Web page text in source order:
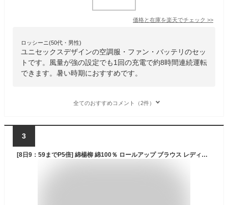
価格と在庫を楽天でチェック >>
ロッシーニ(50代・男性)
ユニセックスデザインの空調服・ファン・バッテリのセッ
トです。風量が強の設定でも1回の充電で約8時間連続運転
できます。暑い時期におすすめです。
全てのおすすめコメント（2件）
3
[8日9：59までP5倍] 綿楊柳 綿100％ ロールアップ ブラウス レディース ブラウス 長袖 薄手 作業ブラウス カジュアル アウトドア 作業用ブラウス シャツ 農作業着 農作業 畑仕事 ガーデニング 園芸 仕事着 登山 家事 母 敬老 夏でも涼しい長袖 春 夏 秋